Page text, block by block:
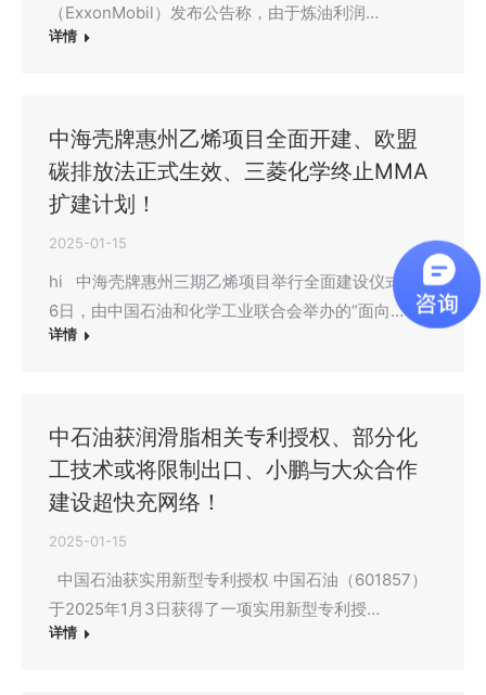
（ExxonMobil）发布公告称，由于炼油利润…
详情
中海壳牌惠州乙烯项目全面开建、欧盟
碳排放法正式生效、三菱化学终止MMA
扩建计划！
2025-01-15
hi 中海壳牌惠州三期乙烯项目举行全面建设仪式 1月
6日，由中国石油和化学工业联合会举办的“面向…
详情
中石油获润滑脂相关专利授权、部分化
工技术或将限制出口、小鹏与大众合作
建设超快充网络！
2025-01-15
中国石油获实用新型专利授权 中国石油（601857）
于2025年1月3日获得了一项实用新型专利授…
详情